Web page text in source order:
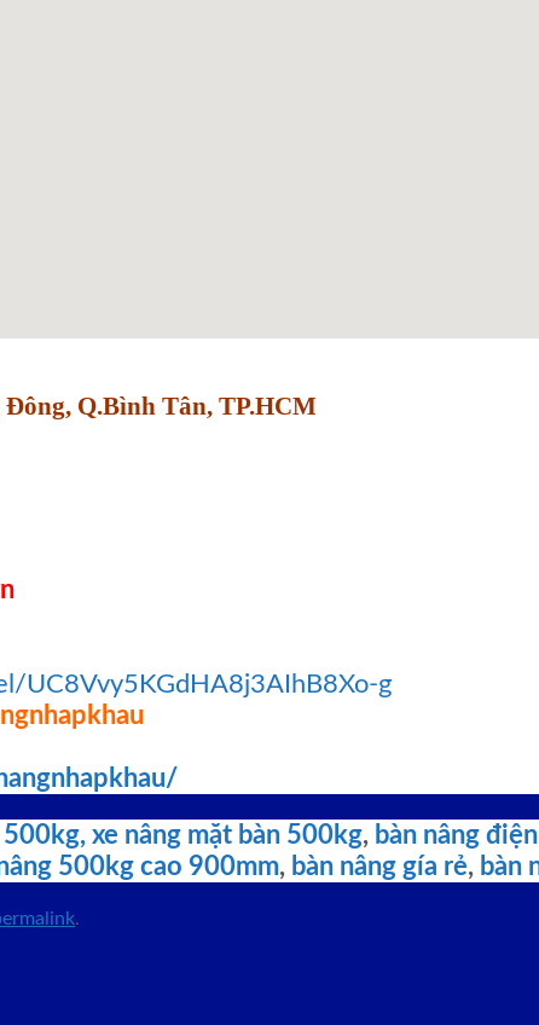
Q.Bình Tân, TP.HCM
UC8Vvy5KGdHA8j3AIhB8Xo-g
500kg, xe nâng mặt bàn 500kg, bàn nâng
500kg cao 900mm, bàn nâng gía rẻ, bàn
.